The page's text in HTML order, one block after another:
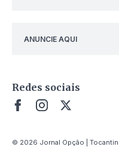
ANUNCIE AQUI
Redes sociais
© 2026 Jornal Opção |